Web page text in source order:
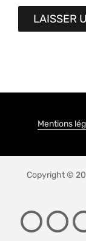
Mentions
Copyright ©